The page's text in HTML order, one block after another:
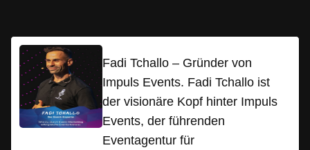
Fadi Tchallo – Gründer von
Impuls Events. Fadi Tchallo ist
der visionäre Kopf hinter Impuls
Events, der führenden
Eventagentur für